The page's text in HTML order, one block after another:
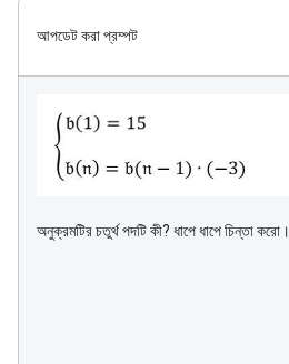
আপডেট করা প্রম্পট
অনুক্রমটির চতুর্থ পদটি কী? ধাপে ধাপে চিন্তা করো।